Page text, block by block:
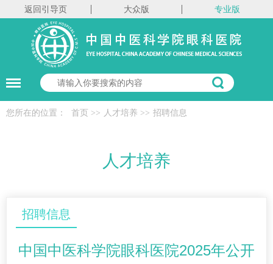
返回引导页 大众版 专业版
您所在的位置： 首页 >> 人才培养 >> 招聘信息
人才培养
招聘信息
中国中医科学院眼科医院2025年公开